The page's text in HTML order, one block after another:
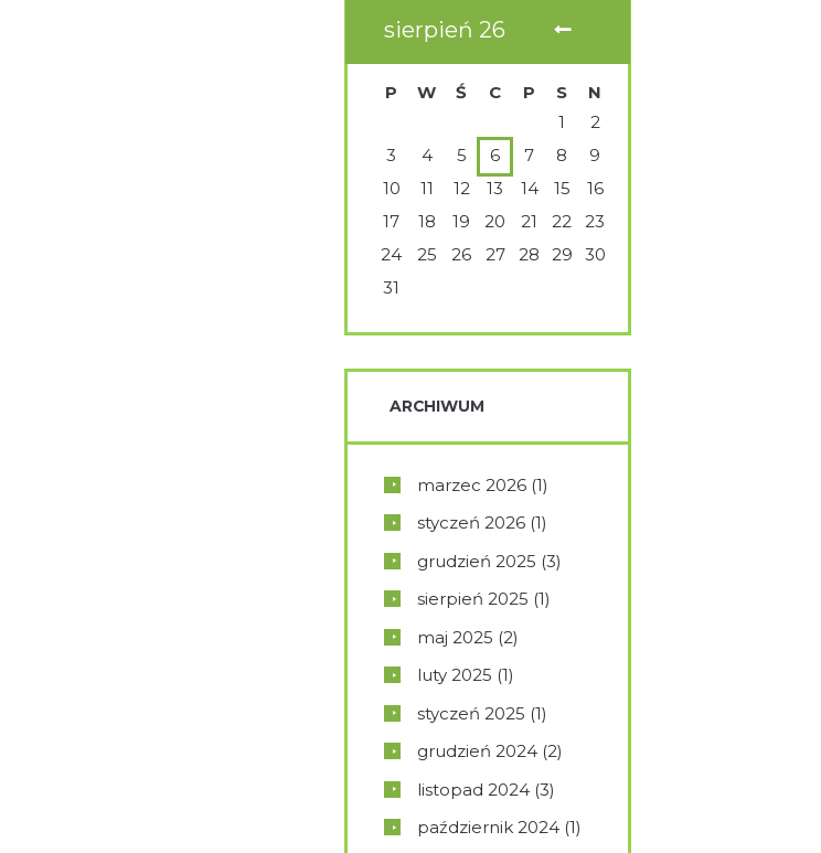
sierpień 26
P W Ś C P S
N
1
2
3
4 5 6 7 8
9
10
11 12 13 14 15
16
17
18 19 20 21 22
23
24
25 26 27 28 29
30
31
ARCHIWUM
marzec 2026 (1)
styczeń 2026 (1)
grudzień 2025 (3)
sierpień 2025 (1)
maj 2025 (2)
luty 2025 (1)
styczeń 2025 (1)
grudzień 2024 (2)
listopad 2024 (3)
październik 2024 (1)